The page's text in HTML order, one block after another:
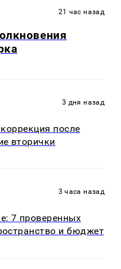
21 час назад
3 дня назад
после
вторички
3 часа назад
7 проверенных
и бюджет